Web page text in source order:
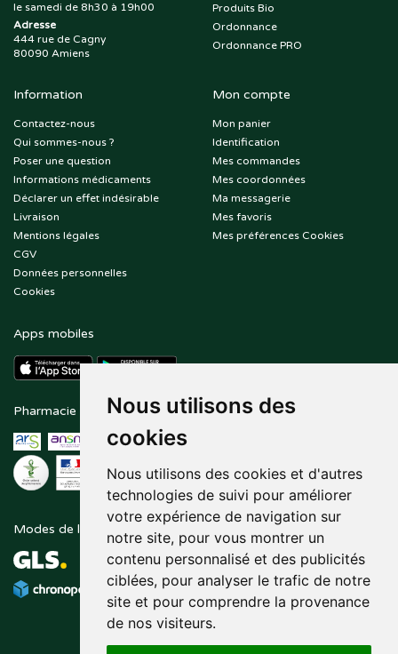
Nous utilisons des
cookies
Nous utilisons des cookies et d'autres
technologies de suivi pour améliorer
votre expérience de navigation sur
notre site, pour vous montrer un
contenu personnalisé et des publicités
ciblées, pour analyser le trafic de notre
site et pour comprendre la provenance
de nos visiteurs.
le samedi de 8h30 à 19h00
Adresse
444 rue de Cagny
80090 Amiens
Produits Bio
Ordonnance
Ordonnance PRO
Information
Contactez-nous
Qui sommes-nous ?
Poser une question
Informations médicaments
Déclarer un effet indésirable
Livraison
Mentions légales
CGV
Données personnelles
Cookies
Mon compte
Mon panier
Identification
Mes commandes
Mes coordonnées
Ma messagerie
Mes favoris
Mes préférences Cookies
Apps mobiles
Pharmacie en ligne agréée Paiement sécurisé
Modes de livraison Suivez-nous sur